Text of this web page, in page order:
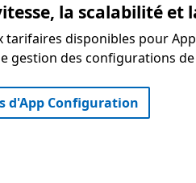
la scalabilité et
tarifaires disponibles pour
gestion des configurations
d'App Configuration